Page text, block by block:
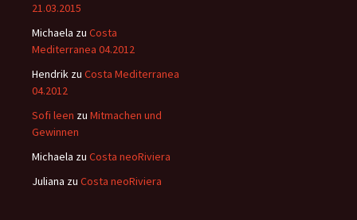
21.03.2015
Michaela zu Costa
Mediterranea 04.2012
Hendrik zu Costa Mediterranea
04.2012
Sofi leen zu Mitmachen und
Gewinnen
Michaela zu Costa neoRiviera
Juliana zu Costa neoRiviera